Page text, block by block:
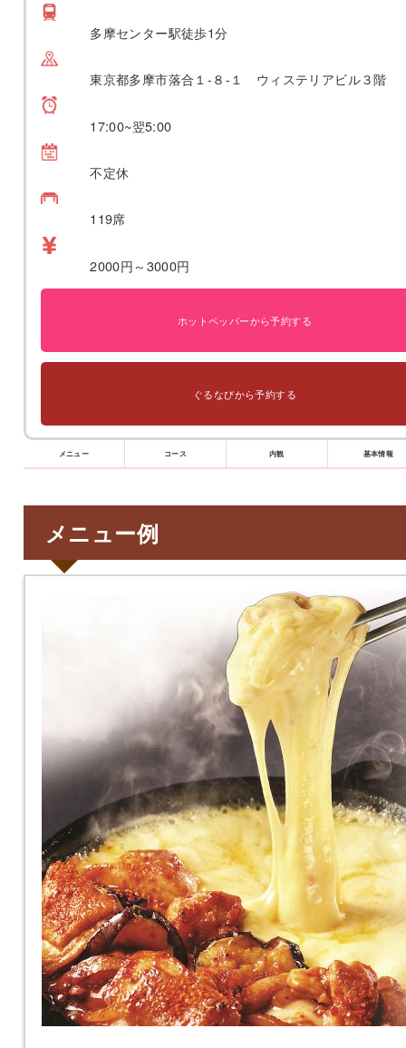
メニュー コース 内観 基本情報
多摩センター駅徒歩1分
東京都多摩市落合１-８-１ ウィステリアビル３階
17:00~翌5:00
不定休
119席
2000円～3000円
ホットペッパーから予約する
ぐるなびから予約する
メニュー例